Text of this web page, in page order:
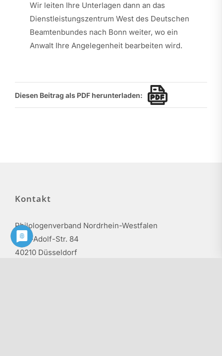
Wir leiten Ihre Unterlagen dann an das
Dienstleistungszentrum West des Deutschen
Beamtenbundes nach Bonn weiter, wo ein
Anwalt Ihre Angelegenheit bearbeiten wird.
Diesen Beitrag als PDF herunterladen:
Kontakt
Philologenverband Nordrhein-Westfalen
Graf-Adolf-Str. 84
40210 Düsseldorf